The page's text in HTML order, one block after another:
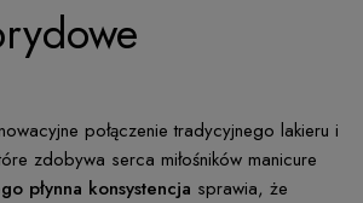
połączenie tradycyjnego lakieru i
zdobywa serca miłośników manicure
płynna konsystencja sprawia, że